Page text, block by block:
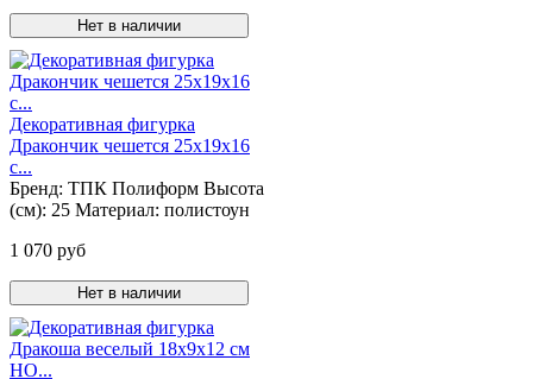
Нет в наличии
Декоративная фигурка
Дракончик чешется 25х19х16
с...
Бренд: ТПК Полиформ Высота
(см): 25 Материал: полистоун
1 070 руб
Нет в наличии